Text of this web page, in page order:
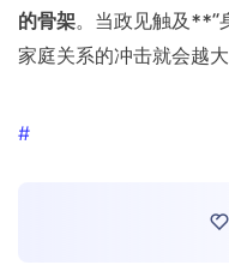
的骨架。当政见触及**“
家庭关系的冲击就会越大